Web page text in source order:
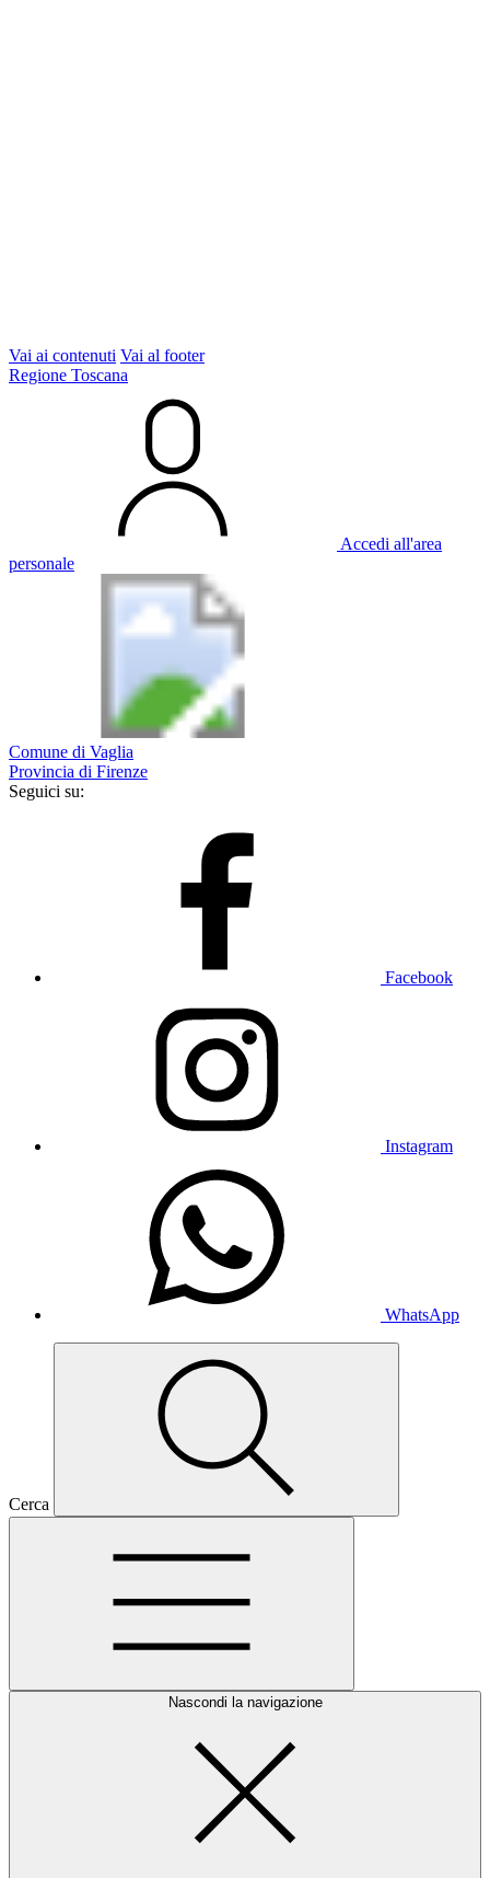
Vai ai contenuti Vai al footer
Regione Toscana
Accedi all'area
personale
Comune di Vaglia
Provincia di Firenze
Seguici su:
Facebook
Instagram
WhatsApp
Cerca
Nascondi la navigazione